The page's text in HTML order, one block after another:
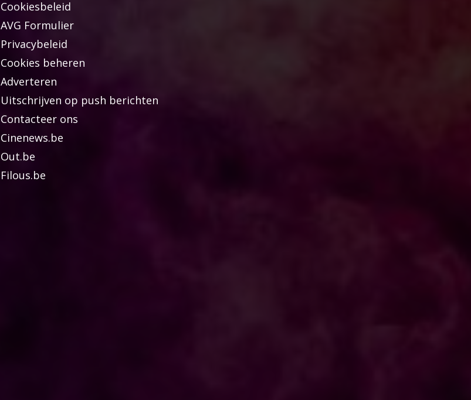
Cookiesbeleid
AVG Formulier
Privacybeleid
Cookies beheren
Adverteren
Uitschrijven op push berichten
Contacteer ons
Cinenews.be
Out.be
Filous.be